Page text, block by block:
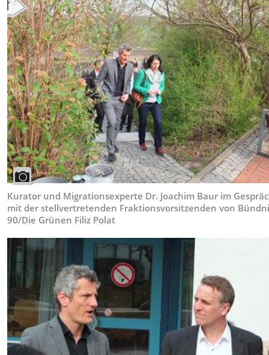
Kurator und Migrationsexperte Dr. Joachim Baur im
mit der stellvertretenden Fraktionsvorsitzenden von
90/Die Grünen Filiz Polat